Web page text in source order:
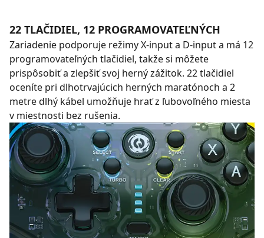
22 TLAČIDIEL, 12 PROGRAMOVATEĽNÝCH
Zariadenie podporuje režimy X-input a D-input a má 12
programovateľných tlačidiel, takže si môžete
prispôsobiť a zlepšiť svoj herný zážitok. 22 tlačidiel
oceníte pri dlhotrvajúcich herných maratónoch a 2
metre dlhý kábel umožňuje hrať z ľubovoľného miesta
v miestnosti bez rušenia.